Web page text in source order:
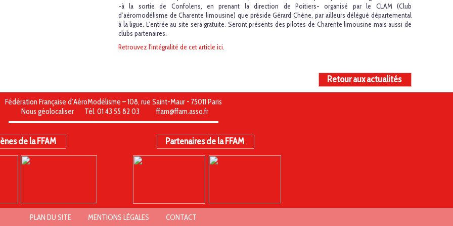
-à la sortie de Confolens, en prenant la direction de Poitiers- organisé par le CLAM (Club
d’aéromodélisme de Charente limousine) que préside Gérard Chêne, par ailleurs délégué départemental
à la ligue. L’entrée au site sera gratuite. Seront présents des pilotes de Charente limousine mais aussi de
clubs partenaires.
Retrouvez l'intégralité de cet article ici.
Retour aux actualités
Fédération Française d’AéroModélisme – 108, rue Saint-Maur - 75011 Paris
Nous géolocaliser
Tél. 01 43 55 82 03 ffam@ffam.asso.fr
de la FFAM Partenaires de la FFAM
PLAN DU SITE MENTIONS LÉGALES CONTACT